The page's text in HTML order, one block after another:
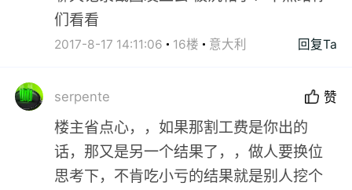
们看看
2017-8-17 14:11:06 16楼 意大利 回复Ta
serpente 赞
楼主省点心，，如果那割工费是你出的
话，那又是另一个结果了，，做人要换位
思考下，不肯吃小亏的结果就是别人挖个